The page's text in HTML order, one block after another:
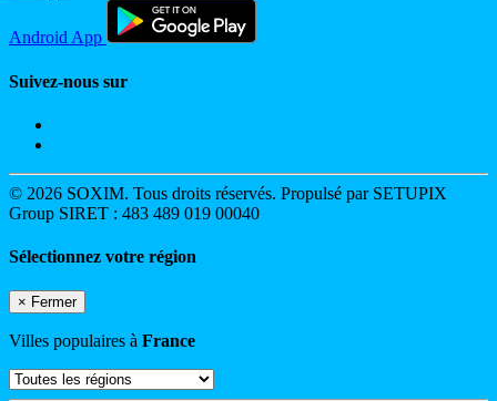
Android App
Suivez-nous sur
© 2026 SOXIM. Tous droits réservés. Propulsé par SETUPIX
Group SIRET : 483 489 019 00040
Sélectionnez votre région
× Fermer
Villes populaires à France